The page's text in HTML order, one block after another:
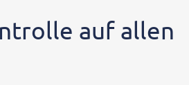
auf allen